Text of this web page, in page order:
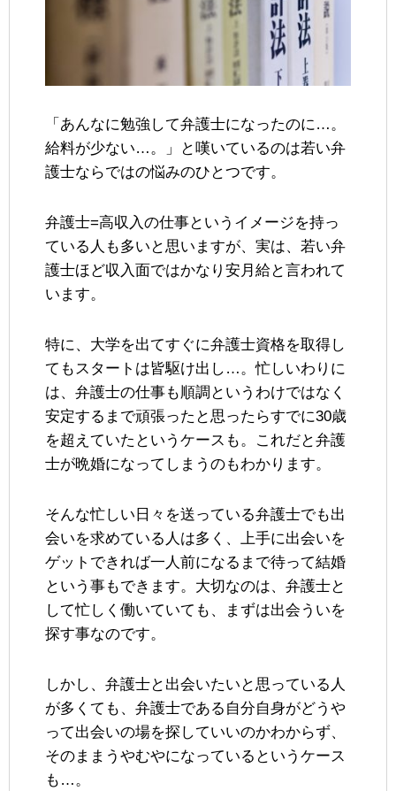
「あんなに勉強して弁護士になったのに…。
給料が少ない…。」と嘆いているのは若い弁
護士ならではの悩みのひとつです。
弁護士=高収入の仕事というイメージを持っ
ている人も多いと思いますが、実は、若い弁
護士ほど収入面ではかなり安月給と言われて
います。
特に、大学を出てすぐに弁護士資格を取得し
てもスタートは皆駆け出し…。忙しいわりに
は、弁護士の仕事も順調というわけではなく
安定するまで頑張ったと思ったらすでに30歳
を超えていたというケースも。これだと弁護
士が晩婚になってしまうのもわかります。
そんな忙しい日々を送っている弁護士でも出
会いを求めている人は多く、上手に出会いを
ゲットできれば一人前になるまで待って結婚
という事もできます。大切なのは、弁護士と
して忙しく働いていても、まずは出会ういを
探す事なのです。
しかし、弁護士と出会いたいと思っている人
が多くても、弁護士である自分自身がどうや
って出会いの場を探していいのかわからず、
そのままうやむやになっているというケース
も…。